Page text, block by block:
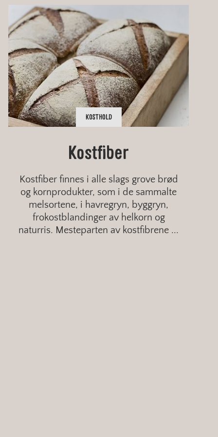
KOSTHOLD
Kostfiber
Kostfiber finnes i alle slags grove brød
og kornprodukter, som i de sammalte
melsortene, i havregryn, byggryn,
frokostblandinger av helkorn og
naturris. Mesteparten av kostfibrene ...
Slik får du sunnere
vaner
Fytinsyre og fytat kan
være godt for helsen
En undervurdert kilde
til antioksidanter: ...